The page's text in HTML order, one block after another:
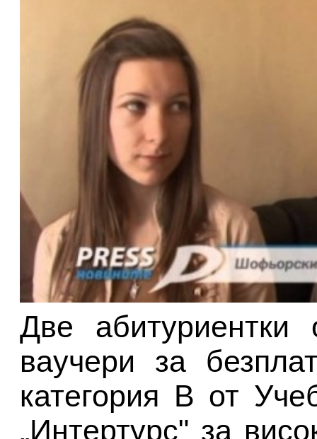
Две абитуриентки
ваучери за
категория В от
„Интертурс" за